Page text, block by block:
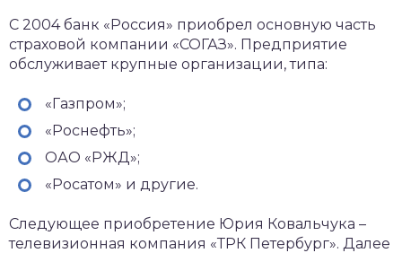
С 2004 банк «Россия» приобрел основную часть
страховой компании «СОГАЗ». Предприятие
обслуживает крупные организации, типа:
«Газпром»;
«Роснефть»;
ОАО «РЖД»;
«Росатом» и другие.
Следующее приобретение Юрия Ковальчука –
телевизионная компания «ТРК Петербург». Далее